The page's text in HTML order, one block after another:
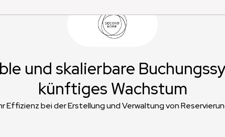
und skalierbare
künftiges Wachstum
Effizienz bei der Erstellung und Verwaltung von